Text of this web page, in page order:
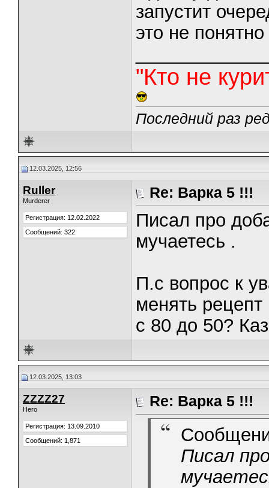
запустит
это не
"Кто не
Последний раз
12.03.2025, 12:56
Ruller
Murderer
Регистрация: 12.02.2022
Сообщений: 322
Re: Варка 5 !!!
Писал про
мучаетесь .
П.с вопрос к
менять рецепт
с 80 до 50?
12.03.2025, 13:03
ZZZZ27
Hero
Регистрация: 13.09.2010
Сообщений: 1,871
Re: Варка 5 !!!
Писал